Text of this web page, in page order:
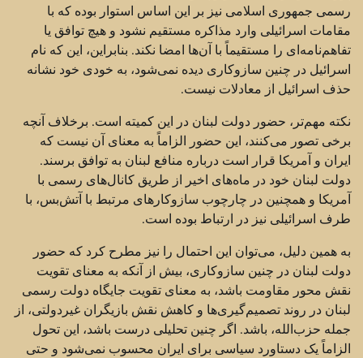
رسمی جمهوری اسلامی نیز بر این اساس استوار بوده که با
مقامات اسرائیلی وارد مذاکره مستقیم نشود و هیچ توافق یا
تفاهم‌نامه‌ای را مستقیماً با آن‌ها امضا نکند. بنابراین، این که نام
اسرائیل در چنین سازوکاری دیده نمی‌شود، به خودی خود نشانه
حذف اسرائیل از معادلات نیست.
نکته مهم‌تر، حضور دولت لبنان در این کمیته است. برخلاف آنچه
برخی تصور می‌کنند، این حضور الزاماً به معنای آن نیست که
ایران و آمریکا قرار است درباره منافع لبنان به توافق برسند.
دولت لبنان خود در ماه‌های اخیر از طریق کانال‌های رسمی با
آمریکا و همچنین در چارچوب سازوکارهای مرتبط با آتش‌بس، با
طرف اسرائیلی نیز در ارتباط بوده است.
به همین دلیل، می‌توان این احتمال را نیز مطرح کرد که حضور
دولت لبنان در چنین سازوکاری، بیش از آنکه به معنای تقویت
نقش محور مقاومت باشد، به معنای تقویت جایگاه دولت رسمی
لبنان در روند تصمیم‌گیری‌ها و کاهش نقش بازیگران غیردولتی، از
جمله حزب‌الله، باشد. اگر چنین تحلیلی درست باشد، این تحول
الزاماً یک دستاورد سیاسی برای ایران محسوب نمی‌شود و حتی